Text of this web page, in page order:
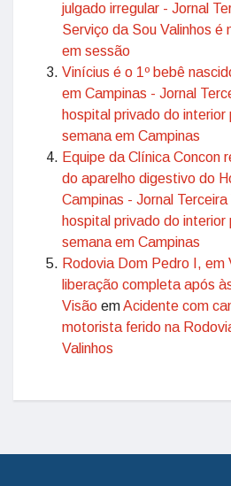
julgado irregular - Jornal
Serviço da Sou Valinhos é
em sessão
Vinícius é o 1º bebê
em Campinas - Jornal
hospital privado do
semana em Campinas
Equipe da Clínica Concon
do aparelho digestivo do
Campinas - Jornal
hospital privado do
semana em Campinas
Rodovia Dom Pedro I, em
liberação completa após
Visão emAcidente com
motorista ferido na
Valinhos